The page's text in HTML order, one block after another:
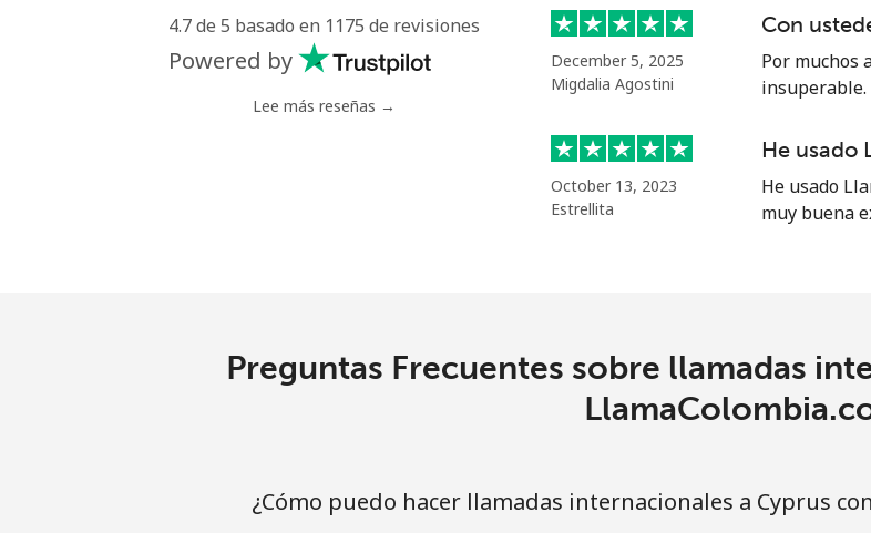
Chile
111
312
102
Christmas Island
4.7 de 5 basado en 1175 de revisiones
Powered by
Lee más reseñas →
December 5, 2025
Migdalia Agostini
Con
Por muchos
insuperable.
October 13, 2023
Estrellita
He usado
He usado
muy buena
Preguntas Frecuentes sobre llamadas
¿Cómo puedo hacer llamadas internacionales a Cyprus